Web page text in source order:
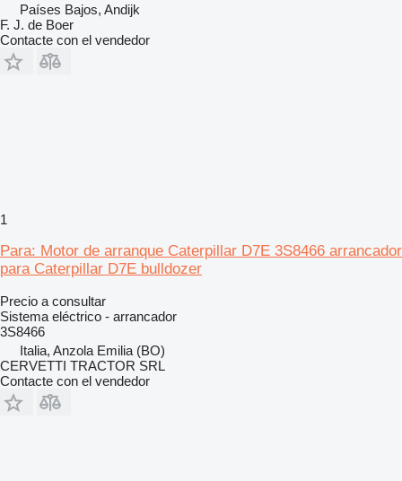
Países Bajos, Andijk
F. J. de Boer
Contacte con el vendedor
1
Para: Motor de arranque Caterpillar D7E 3S8466 arrancador
para Caterpillar D7E bulldozer
Precio a consultar
Sistema eléctrico - arrancador
3S8466
Italia, Anzola Emilia (BO)
CERVETTI TRACTOR SRL
Contacte con el vendedor